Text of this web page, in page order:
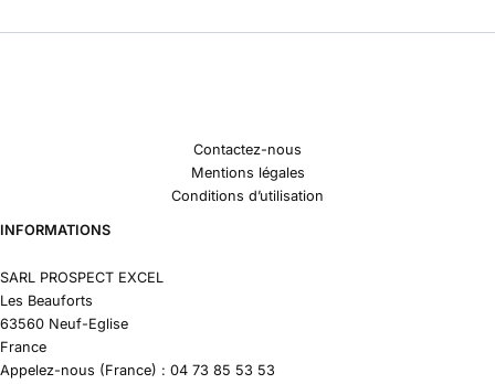
Contactez-nous
Mentions légales
Conditions d’utilisation
INFORMATIONS
SARL PROSPECT EXCEL
Les Beauforts
63560 Neuf-Eglise
France
Appelez-nous (France) : 04 73 85 53 53